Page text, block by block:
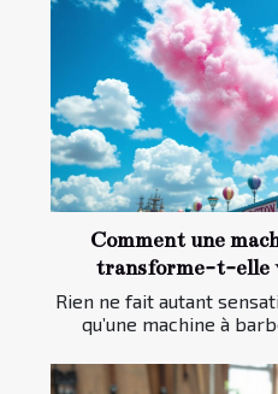
Comment une
transforme-t-elle
Rien ne fait autant
qu’une machine à